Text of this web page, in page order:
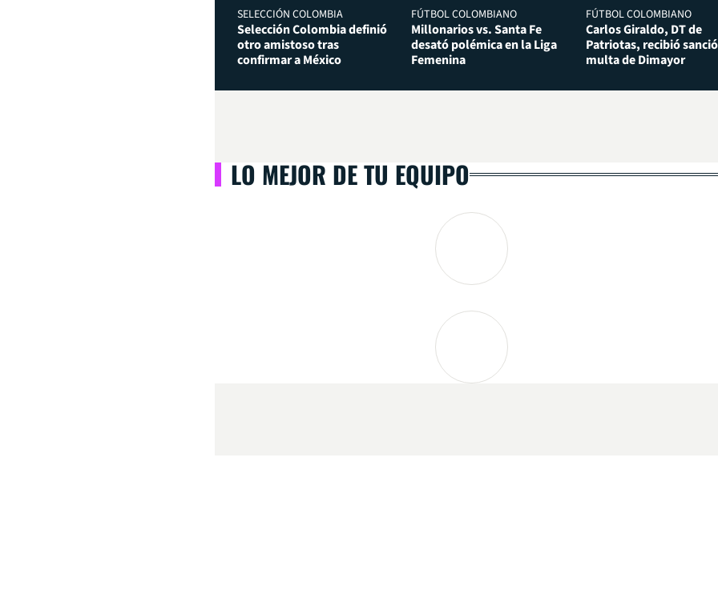
SELECCIÓN COLOMBIA
Selección Colombia definió
otro amistoso tras
confirmar a México
FÚTBOL COLOMBIANO
Millonarios vs. Santa Fe
desató polémica en la Liga
Femenina
FÚTBOL COLOMBIANO
Carlos Giraldo, DT de
Patriotas, recibió
multa de Dimayor
LO MEJOR DE TU EQUIPO